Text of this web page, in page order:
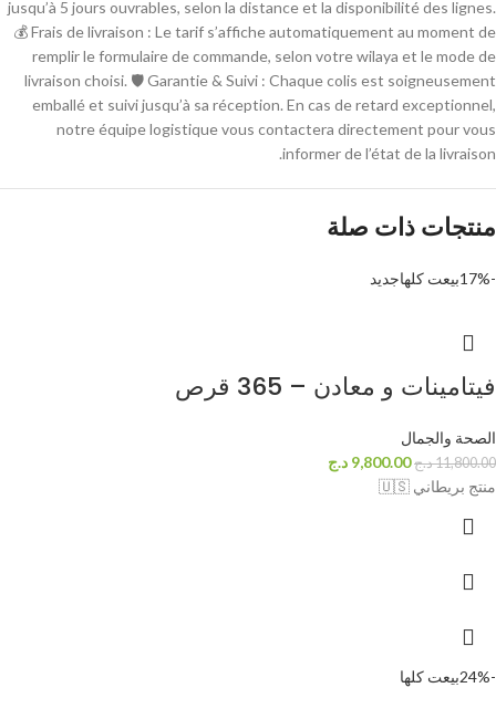
jusqu’à 5 jours ouvrables, selon la distance et la disponibilité des lignes.
💰 Frais de livraison : Le tarif s’affiche automatiquement au moment de
remplir le formulaire de commande, selon votre wilaya et le mode de
livraison choisi. 🛡 Garantie & Suivi : Chaque colis est soigneusement
emballé et suivi jusqu’à sa réception. En cas de retard exceptionnel,
notre équipe logistique vous contactera directement pour vous
informer de l’état de la livraison.
منتجات ذات صلة
-17% بيعت كلهاجديد
فيتامينات و معادن – 365 قرص
الصحة والجمال
11,800.00د.ج 9,800.00 د.ج
منتج بريطاني 🇺🇸
-24% بيعت كلها